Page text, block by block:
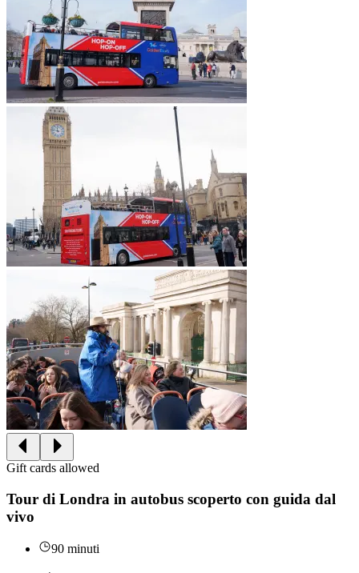
Gift cards allowed
Tour di Londra in autobus scoperto con guida dal
vivo
90 minuti